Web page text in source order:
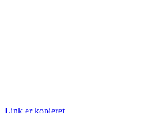
Link er kopieret